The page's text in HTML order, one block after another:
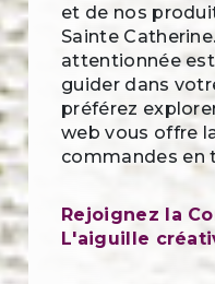
et de nos
Sainte
attentionnée
guider dans
préférez
web vous offre
commandes en
Rejoignez la
L'aiguille